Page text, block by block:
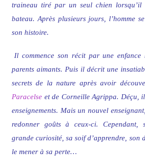
traineau tiré par un seul chien lorsqu’il
bateau. Après plusieurs jours, l’homme
son histoire.
Il commence son récit par une enfance
parents aimants. Puis il décrit une
secrets de la nature après avoir
Paracelseet de Corneille Agrippa. Déçu,
enseignements. Mais un nouvel
redonner goûts à ceux-ci. Cependant,
grande curiosité, sa soif d’apprendre, son
le mener à sa perte…